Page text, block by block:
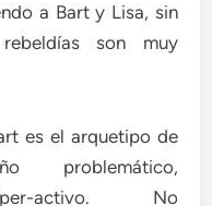
a Bart y Lisa, sin
son muy
es el arquetipo de
problemático,
activo. No